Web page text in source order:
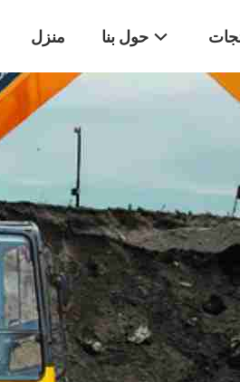
منزل حول بنا